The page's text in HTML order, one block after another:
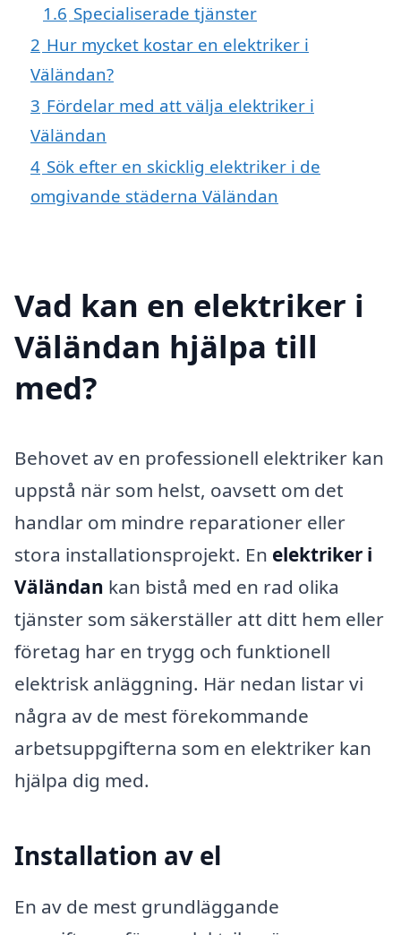
1.6 Specialiserade tjänster
2 Hur mycket kostar en elektriker i
Väländan?
3 Fördelar med att välja elektriker i
Väländan
4 Sök efter en skicklig elektriker i de
omgivande städerna Väländan
Vad kan en elektriker i
Väländan hjälpa till
med?
Behovet av en professionell elektriker kan
uppstå när som helst, oavsett om det
handlar om mindre reparationer eller
stora installationsprojekt. En elektriker i
Väländan kan bistå med en rad olika
tjänster som säkerställer att ditt hem eller
företag har en trygg och funktionell
elektrisk anläggning. Här nedan listar vi
några av de mest förekommande
arbetsuppgifterna som en elektriker kan
hjälpa dig med.
Installation av el
En av de mest grundläggande